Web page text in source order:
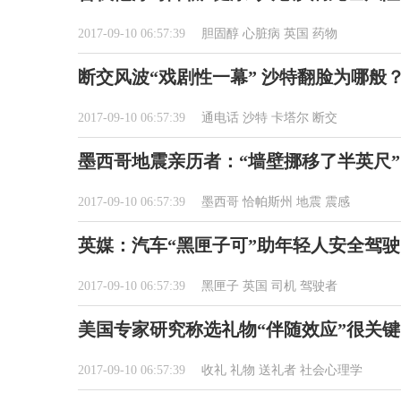
2017-09-10 06:57:39 胆固醇 心脏病 英国 药物
断交风波“戏剧性一幕” 沙特翻脸为哪般
2017-09-10 06:57:39 通电话 沙特 卡塔尔 断交
墨西哥地震亲历者：“墙壁挪移了半英尺
2017-09-10 06:57:39 墨西哥 恰帕斯州 地震 震感
英媒：汽车“黑匣子可”助年轻人安全驾驶
2017-09-10 06:57:39 黑匣子 英国 司机 驾驶者
美国专家研究称选礼物“伴随效应”很关键
2017-09-10 06:57:39 收礼 礼物 送礼者 社会心理学